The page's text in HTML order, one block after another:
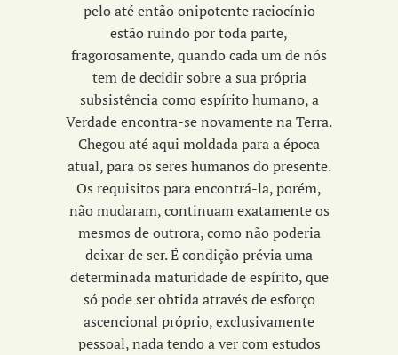
pelo até então onipotente raciocínio
estão ruindo por toda parte,
fragorosamente, quando cada um de nós
tem de decidir sobre a sua própria
subsistência como espírito humano, a
Verdade encontra-se novamente na Terra.
Chegou até aqui moldada para a época
atual, para os seres humanos do presente.
Os requisitos para encontrá-la, porém,
não mudaram, continuam exatamente os
mesmos de outrora, como não poderia
deixar de ser. É condição prévia uma
determinada maturidade de espírito, que
só pode ser obtida através de esforço
ascencional próprio, exclusivamente
pessoal, nada tendo a ver com estudos